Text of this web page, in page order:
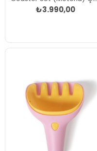
Renkli
₺3.990,00